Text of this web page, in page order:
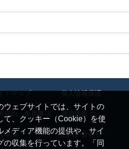
ウェブサイトでは、サイトの
て、クッキー（Cookie）を使
メディア機能の提供や、サイ
の収集を行っています。「同
トマップ 個人情報保護
規約・免責事項
環境 お問い合わせ